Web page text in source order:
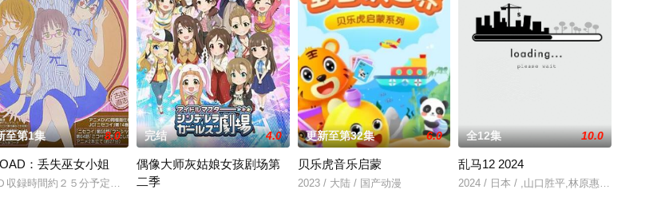
至第1集 8.0
：丢失巫女小姐
収録時間約２５分予定（原作エピソード２話収録） ＪＣ第７巻５８話「フンシツ
完结 4.0
偶像大师灰姑娘女孩剧场第
二季
更新至第32集 6.0
贝乐虎音乐启蒙
2023 / 大陆 / 国产动漫
全12集 10.0
乱马12 2024
2024 / 日本 / ,山口胜平,林原惠美,日高范子,